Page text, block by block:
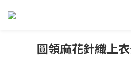
圓領麻花針織上